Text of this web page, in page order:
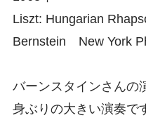
Liszt: Hungarian
Bernstein New York
バーンスタインさんの
身ぶりの大きい演奏で